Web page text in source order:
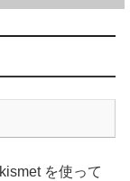
を使って